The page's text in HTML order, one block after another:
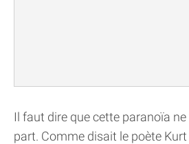
Il faut dire que cette paranoïa
part. Comme disait le poète Kurt